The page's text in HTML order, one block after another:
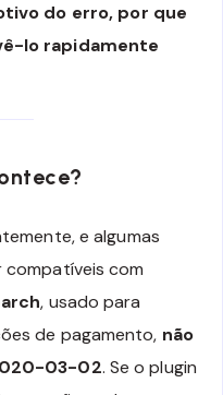
do erro, por que
lo rapidamente
e algumas
compatíveis com
, usado para
de pagamento, não
03-02. Se o plugin